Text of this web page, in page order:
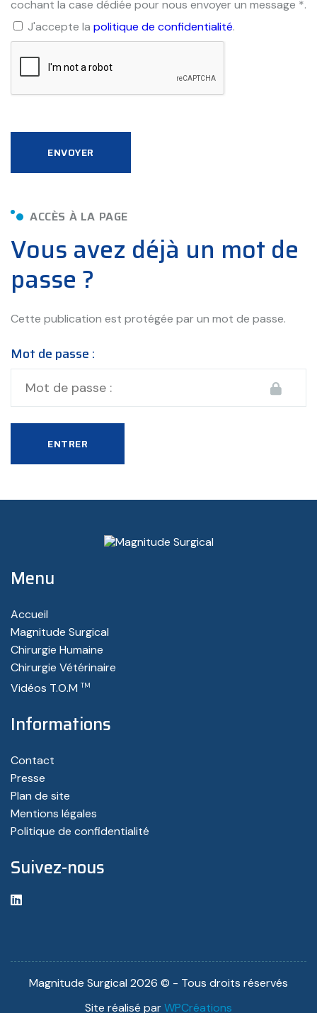
cochant la case dédiée pour nous envoyer un message *.
J'accepte la politique de confidentialité.
ENVOYER
ACCÈS À LA PAGE
Vous avez déjà un mot de
passe ?
Cette publication est protégée par un mot de passe.
Mot de passe :
Menu
Accueil
Magnitude Surgical
Chirurgie Humaine
Chirurgie Vétérinaire
Vidéos T.O.M TM
Informations
Contact
Presse
Plan de site
Mentions légales
Politique de confidentialité
Suivez-nous
linkedin
Magnitude Surgical 2026 © - Tous droits réservés
Site réalisé parWPCréations